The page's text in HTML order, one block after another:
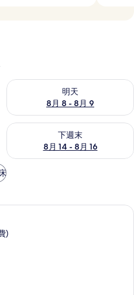
況
明天
8月 8 - 8月 9
查看明天 (8月 8 - 8月 9) 的供
情況
下週末
8月 14 - 8月 16
查看下週末 (8月 14 - 8月 16)
迷你吧、客房內保險箱、書桌、筆電
)